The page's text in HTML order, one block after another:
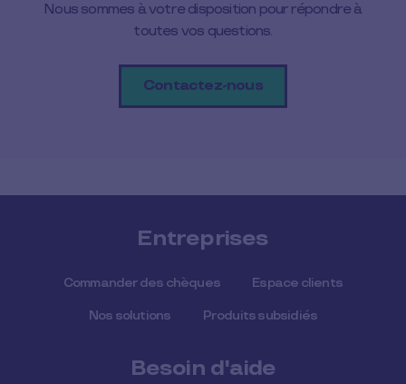
Nous sommes à votre disposition pour répondre à
toutes vos questions.
Contactez-nous
Entreprises
Commander des chèques Espace clients
Nos solutions Produits subsidiés
Besoin d'aide